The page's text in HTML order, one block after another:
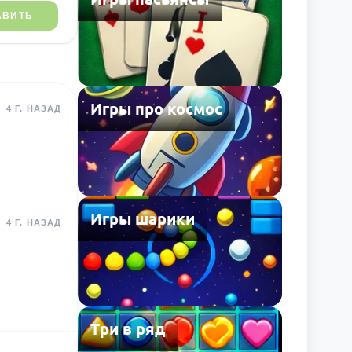
4 Г. НАЗАД
4 Г. НАЗАД
Игры про космос
Игры шарики
Три в ряд